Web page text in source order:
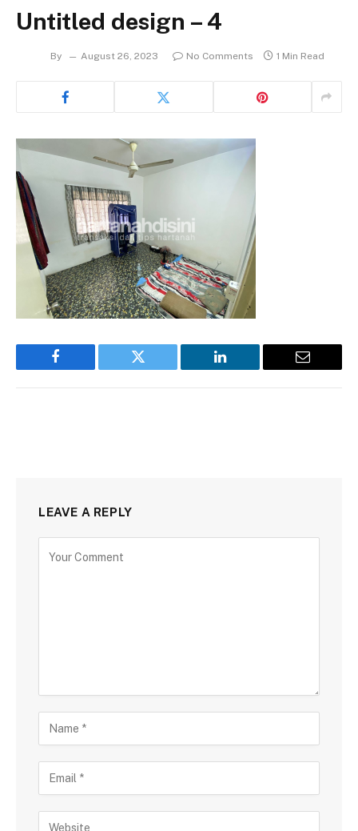
Untitled design – 4
By August 26, 2023 No Comments 1 Min Read
Facebook Twitter LinkedIn Email
LEAVE A REPLY